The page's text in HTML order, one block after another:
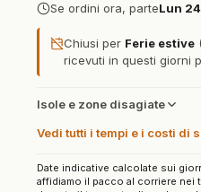
Se ordini ora, parteLun
Chiusi per Ferie estive
ricevuti in questi giorni
Isole e zone disagiate
Vedi tutti i tempi e i costi di
Date indicative calcolate sui
affidiamo il pacco al corriere nei